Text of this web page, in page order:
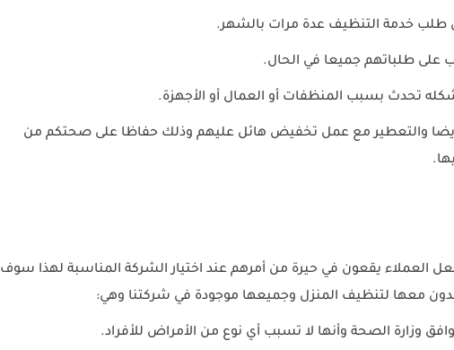
طلب خدمة التنظيف عدة مرات بالشهر.
على طلباتهم جميعا في الحال.
تحدث بسبب المنظفات أو العمال أو الأجهزة.
أيضا والتعطير مع عمل تخفيض هائل عليهم وذلك حفاظا على صحتكم من
العملاء يقعون في حيرة من أمرهم عند اختيار الشركة المناسبة لهذا سوف
معها لتنظيف المنزل وجميعها موجودة في شركتنا وهي:
وزارة الصحة وأنها لا تسبب أي نوع من الأمراض للأفراد.